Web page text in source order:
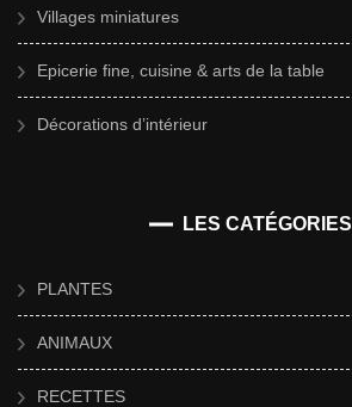
Villages miniatures
Epicerie fine, cuisine & arts de la table
Décorations d’intérieur
LES CATÉGORIES
PLANTES
ANIMAUX
RECETTES